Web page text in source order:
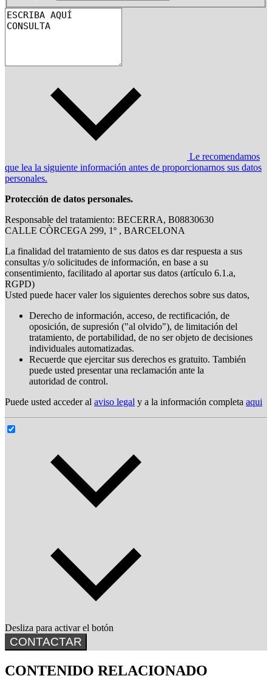
Le recomendamos
que lea la siguiente información antes de proporcionarnos sus datos
personales.
Protección de datos personales.
Responsable del tratamiento: BECERRA, B08830630
CALLE CÒRCEGA 299, 1º , BARCELONA
La finalidad del tratamiento de sus datos es dar respuesta a sus
consultas y/o solicitudes de información, en base a su
consentimiento, facilitado al aportar sus datos (artículo 6.1.a,
RGPD)
Usted puede hacer valer los siguientes derechos sobre sus datos,
Derecho de información, acceso, de rectificación, de
oposición, de supresión ("al olvido"), de limitación del
tratamiento, de portabilidad, de no ser objeto de decisiones
individuales automatizadas.
Recuerde que ejercitar sus derechos es gratuito. También
puede usted presentar una reclamación ante la
autoridad de control.
Puede usted acceder al aviso legal y a la información completa aqui
Desliza para activar el botón
CONTACTAR
CONTENIDO RELACIONADO